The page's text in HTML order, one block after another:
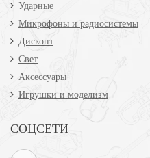
Ударные
Микрофоны и радиосистемы
Дисконт
Свет
Аксессуары
Игрушки и моделизм
СОЦСЕТИ